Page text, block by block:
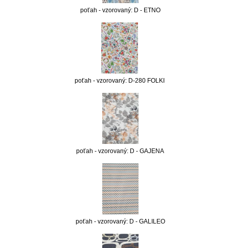
poťah - vzorovaný: D - ETNO
poťah - vzorovaný: D-280 FOLKI
poťah - vzorovaný: D - GAJENA
poťah - vzorovaný: D - GALILEO